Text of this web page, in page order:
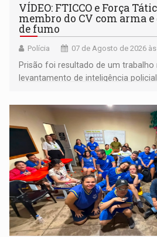
VÍDEO: FTICCO e Força
membro do CV com arma
de fumo
Polícia 07 de Agosto de 2026
Prisão foi resultado de um trabalho
levantamento de inteligência policial